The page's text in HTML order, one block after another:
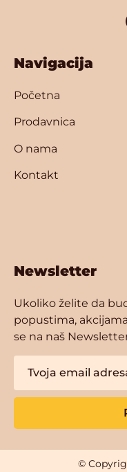
Navigacija
Početna
Prodavnica
O nama
Kontakt
Newsletter
Ukoliko želite da
popustima,
se na naš
©